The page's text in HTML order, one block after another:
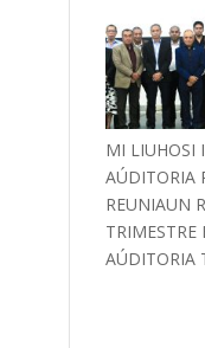
MI LIUHOSI
AÚDITORIA
REUNIAUN
TRIMESTRE
AÚDITORIA